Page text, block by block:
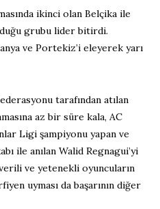
ikinci olan Belçika ile
grubu lider bitirdi.
ve Portekiz’i eleyerek yarı
tarafından atılan
az bir süre kala, AC
Ligi şampiyonu yapan ve
ile anılan Walid Regnagui’yi
ve yetenekli oyuncuların
uyması da başarının diğer